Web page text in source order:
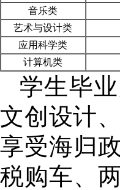
音乐类
艺术与设计类
应用科学类
计算机类
学生毕
文创设计
享受海归
税购车、